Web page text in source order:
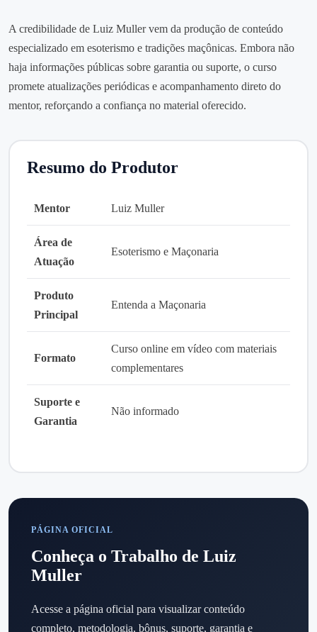
A credibilidade de Luiz Muller vem da produção de conteúdo
especializado em esoterismo e tradições maçônicas. Embora não
haja informações públicas sobre garantia ou suporte, o curso
promete atualizações periódicas e acompanhamento direto do
mentor, reforçando a confiança no material oferecido.
Resumo do Produtor
Mentor Luiz Muller
Área de
Atuação
Esoterismo e Maçonaria
Produto
Principal
Entenda a Maçonaria
Formato
Curso online em vídeo com materiais
complementares
Suporte e
Garantia
Não informado
PÁGINA OFICIAL
Conheça o Trabalho de Luiz
Muller
Acesse a página oficial para visualizar conteúdo
completo, metodologia, bônus, suporte, garantia e